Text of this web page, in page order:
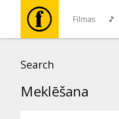
Filmas 🎵
Search
Meklēšana